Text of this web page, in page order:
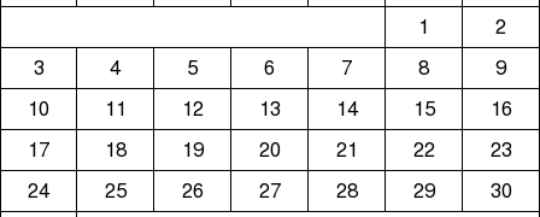
1
2
3
4 5 6 7 8
9
10
11 12 13 14 15
16
17
18 19 20 21 22
23
24
25 26 27 28 29
30